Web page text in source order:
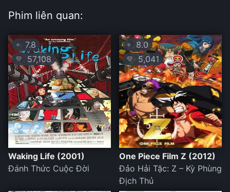
Phim liên quan:
⭐ 7.8
💛 57,108
Waking Life (2001)
Đánh Thức Cuộc Đời
⭐ 8.0
💛 5,041
One Piece Film Z (2012)
Đảo Hải Tặc: Z – Kỳ Phùng
Địch Thủ